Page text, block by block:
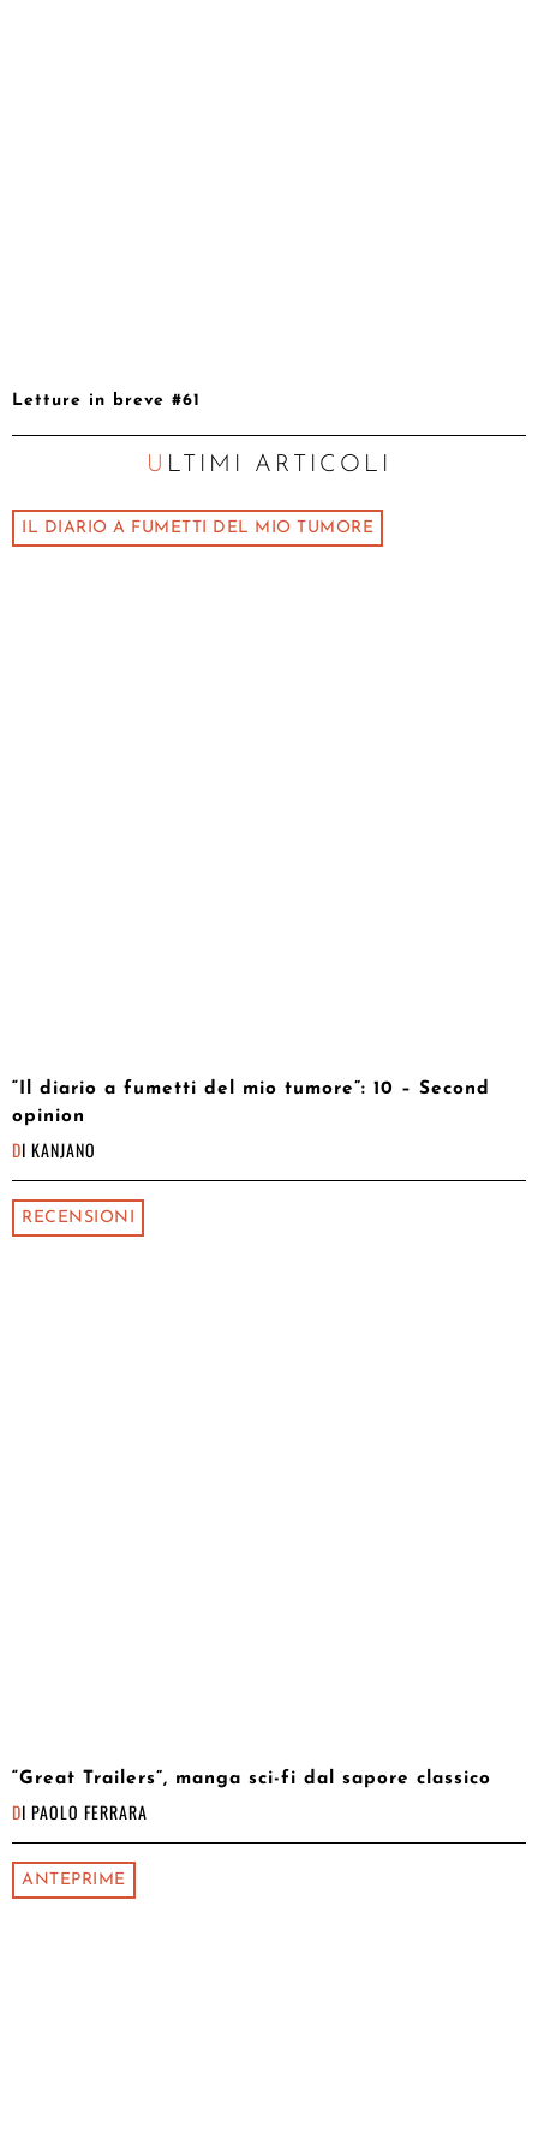
Letture in breve #61
ULTIMI ARTICOLI
IL DIARIO A FUMETTI DEL MIO TUMORE
“Il diario a fumetti del mio tumore”: 10 – Second
opinion
DI KANJANO
RECENSIONI
“Great Trailers”, manga sci-fi dal sapore classico
DI PAOLO FERRARA
ANTEPRIME